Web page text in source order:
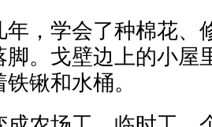
年，学会了种棉花、
脚。戈壁边上的小屋
锹和水桶。